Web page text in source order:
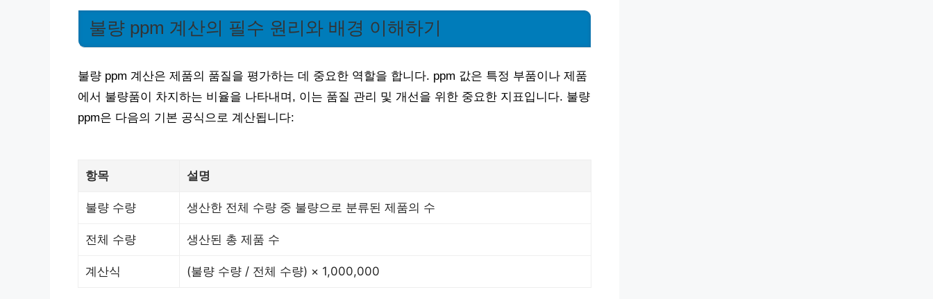
불량 ppm 계산의 필수 원리와 배경 이해하기
불량 ppm 계산은 제품의 품질을 평가하는 데 중요한 역할을 합니다. ppm 값은 특정 부품이나 제품
에서 불량품이 차지하는 비율을 나타내며, 이는 품질 관리 및 개선을 위한 중요한 지표입니다. 불량
ppm은 다음의 기본 공식으로 계산됩니다:
항목 설명
불량 수량 생산한 전체 수량 중 불량으로 분류된 제품의 수
전체 수량 생산된 총 제품 수
계산식 (불량 수량 / 전체 수량) × 1,000,000